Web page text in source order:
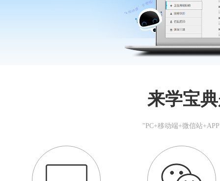
来学宝
"PC+移动端+微信站